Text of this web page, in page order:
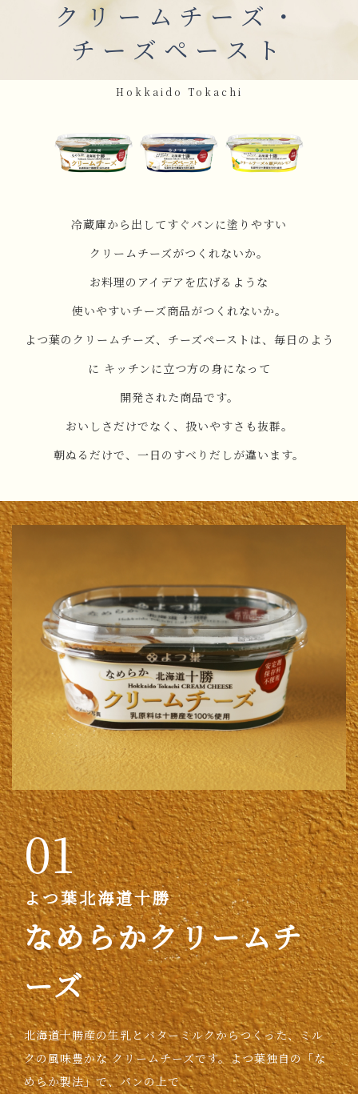
クリームチーズ・
チーズペースト
Hokkaido Tokachi
冷蔵庫から出してすぐパンに塗りやすい
クリームチーズがつくれないか。
お料理のアイデアを広げるような
使いやすいチーズ商品がつくれないか。
よつ葉のクリームチーズ、チーズペーストは、毎日のよう
に キッチンに立つ方の身になって
開発された商品です。
おいしさだけでなく、扱いやすさも抜群。
朝ぬるだけで、一日のすべりだしが違います。
01
よつ葉北海道十勝
なめらかクリームチ
ーズ
北海道十勝産の生乳とバターミルクからつくった、ミル
クの風味豊かなクリームチーズです。よつ葉独自の「な
めらか製法」で、パンの上で